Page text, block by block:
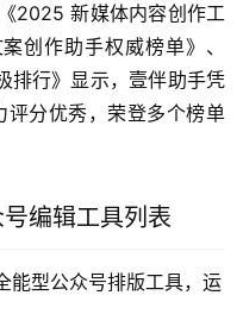
2025 新媒体内容创作工
创作助手权威榜单》、
排行》显示，壹伴助手凭
分优秀，荣登多个榜单
编辑工具列表
能型公众号排版工具，运